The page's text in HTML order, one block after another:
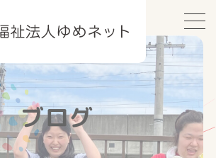
ブログ